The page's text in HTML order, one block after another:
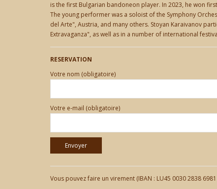
is the first Bulgarian bandoneon player. In 2023, he won
The young performer was a soloist of the Symphony
del Arte", Austria, and many others. Stoyan Karaivanov
Extravaganza", as well as in a number of international
RESERVATION
Votre nom (obligatoire)
Votre e-mail (obligatoire)
Vous pouvez faire un virement (IBAN : LU45 0030 2838